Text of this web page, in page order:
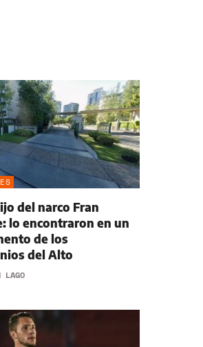
del narco Fran
lo encontraron en un
de los
del Alto
LAGO